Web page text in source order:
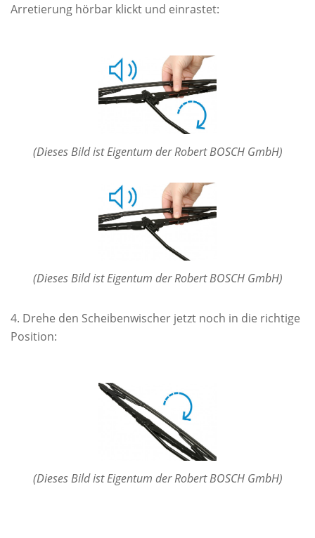
Arretierung hörbar klickt und einrastet:
(Dieses Bild ist Eigentum der Robert BOSCH GmbH)
(Dieses Bild ist Eigentum der Robert BOSCH GmbH)
Drehe den Scheibenwischer jetzt noch in die richtige
Position:
(Dieses Bild ist Eigentum der Robert BOSCH GmbH)